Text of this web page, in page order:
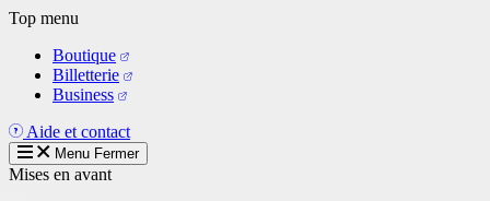
Aller
contenu
principal
Top menu
Boutique
Billetterie
Business
Aide et contact
Menu Fermer
Mises en avant